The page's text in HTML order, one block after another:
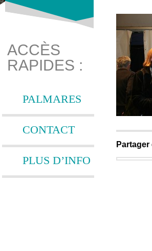
ACCÈS
RAPIDES :
PALMARES
CONTACT
PLUS D’INFO
Partager